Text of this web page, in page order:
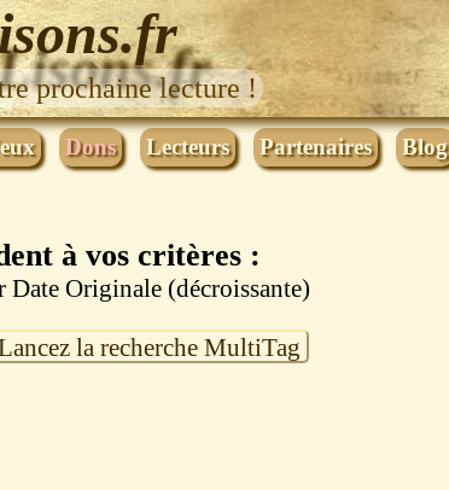
prochaine lecture !
Dons Lecteurs Partenaires Blog
à vos critères :
Date Originale (décroissante)
la recherche MultiTag